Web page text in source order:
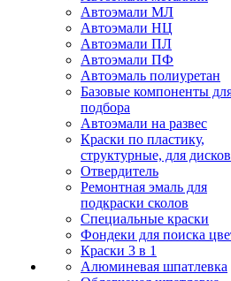
Автоэмали МЛ
Автоэмали НЦ
Автоэмали ПЛ
Автоэмали ПФ
Автоэмаль полиуретан
Базовые компоненты
подбора
Автоэмали на развес
Краски по пластику,
структурные, для дисков
Отвердитель
Ремонтная эмаль для
подкраски сколов
Специальные краски
Фондеки для поиска
Краски 3 в 1
Алюминевая шпатлевка